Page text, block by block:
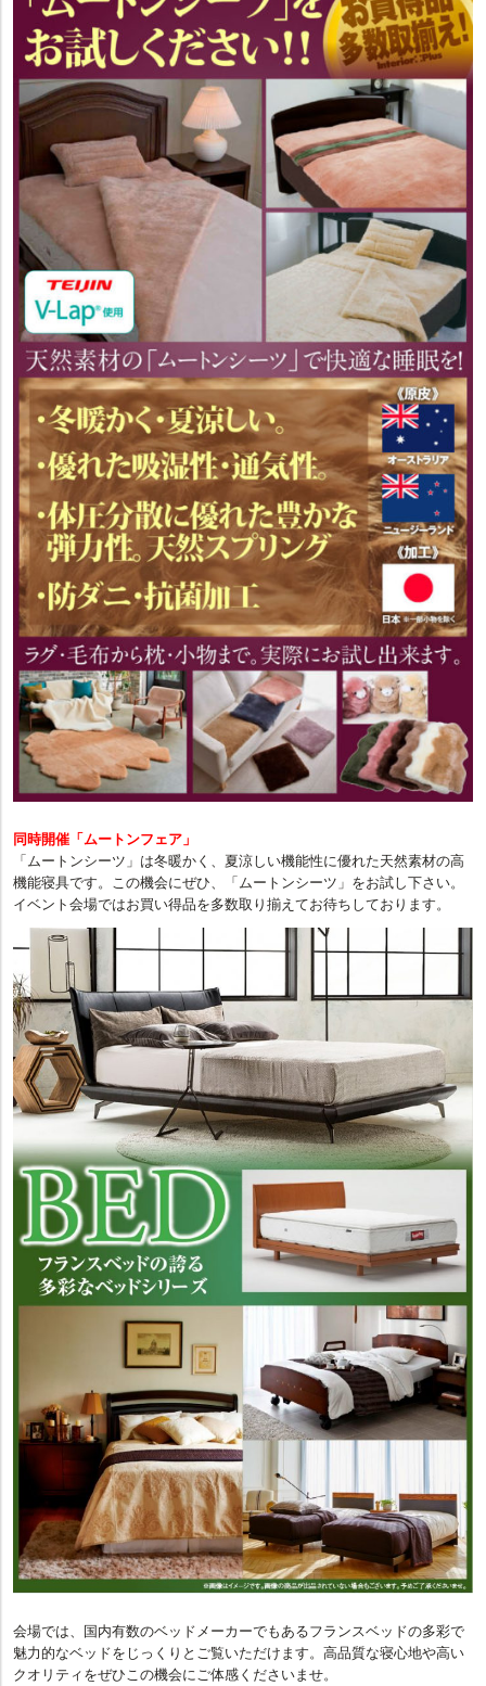
同時開催「ムートンフェア」
「ムートンシーツ」は冬暖かく、夏涼しい機能性に優れた天然素材の高
機能寝具です。この機会にぜひ、「ムートンシーツ」をお試し下さい。
イベント会場ではお買い得品を多数取り揃えてお待ちしております。
会場では、国内有数のベッドメーカーでもあるフランスベッドの多彩で
魅力的なベッドをじっくりとご覧いただけます。高品質な寝心地や高い
クオリティをぜひこの機会にご体感くださいませ。